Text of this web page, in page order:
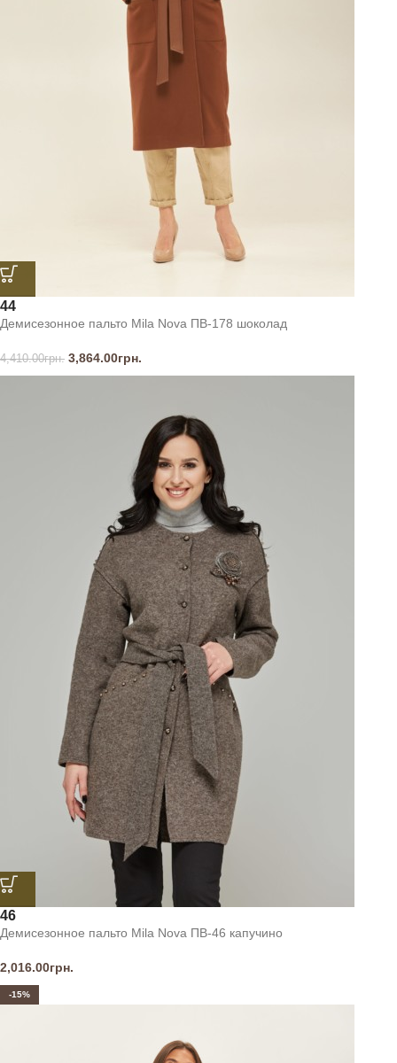
44
Демисезонное пальто Mila Nova ПВ-178 шоколад
4,410.00грн. 3,864.00грн.
46
Демисезонное пальто Mila Nova ПВ-46 капучино
2,016.00грн.
-15%